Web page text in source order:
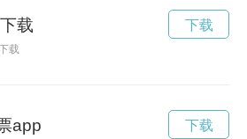
载
载
下载
app 下载